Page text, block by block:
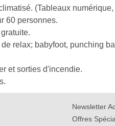
(Tableaux
60 personnes.
relax; babyfoot, punching
et sorties d'incendie.
Newsletter
Offres